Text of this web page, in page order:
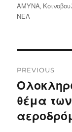
on
ΑΜΥΝΑ,
ΝΕΑ
PREVIOUS
Previous
post:
θέμα